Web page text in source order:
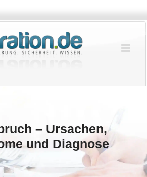
– Ursachen,
und Diagnose